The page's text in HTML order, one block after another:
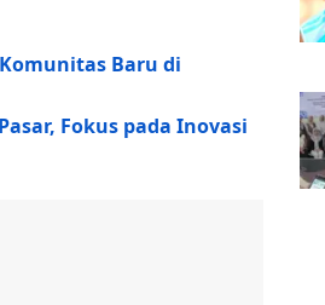
Baru di
Fokus pada Inovasi